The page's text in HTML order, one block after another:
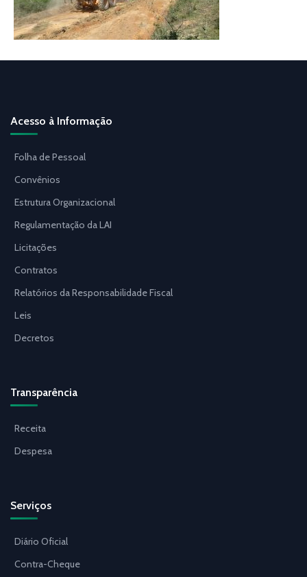
Acesso à Informação
Folha de Pessoal
Convênios
Estrutura Organizacional
Regulamentação da LAI
Licitações
Contratos
Relatórios da Responsabilidade Fiscal
Leis
Decretos
Transparência
Receita
Despesa
Serviços
Diário Oficial
Contra-Cheque